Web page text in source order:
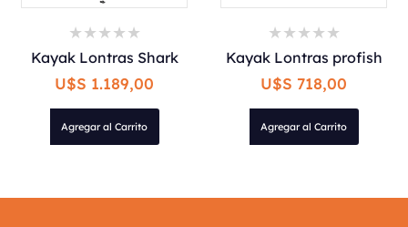
Kayak Lontras Shark
U$S 1.189,00
Agregar al Carrito
Kayak Lontras profish
U$S 718,00
Agregar al Carrito